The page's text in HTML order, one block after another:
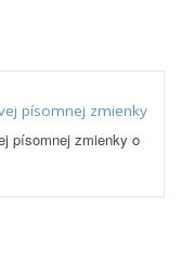
písomnej zmienky
písomnej zmienky o